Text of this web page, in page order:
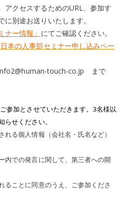
アクセスするためのURL、参加す
別途お送りいたします。
ナー情報」 にてご確認ください。
日本の人事部セミナー申し込みペー
touch-co.jp まで
参加とさせていただきます。 3名様以
せください。
れる個人情報（会社名・氏名など）
内での発言に関して、第三者への開
ることに同意のうえ、ご参加くださ